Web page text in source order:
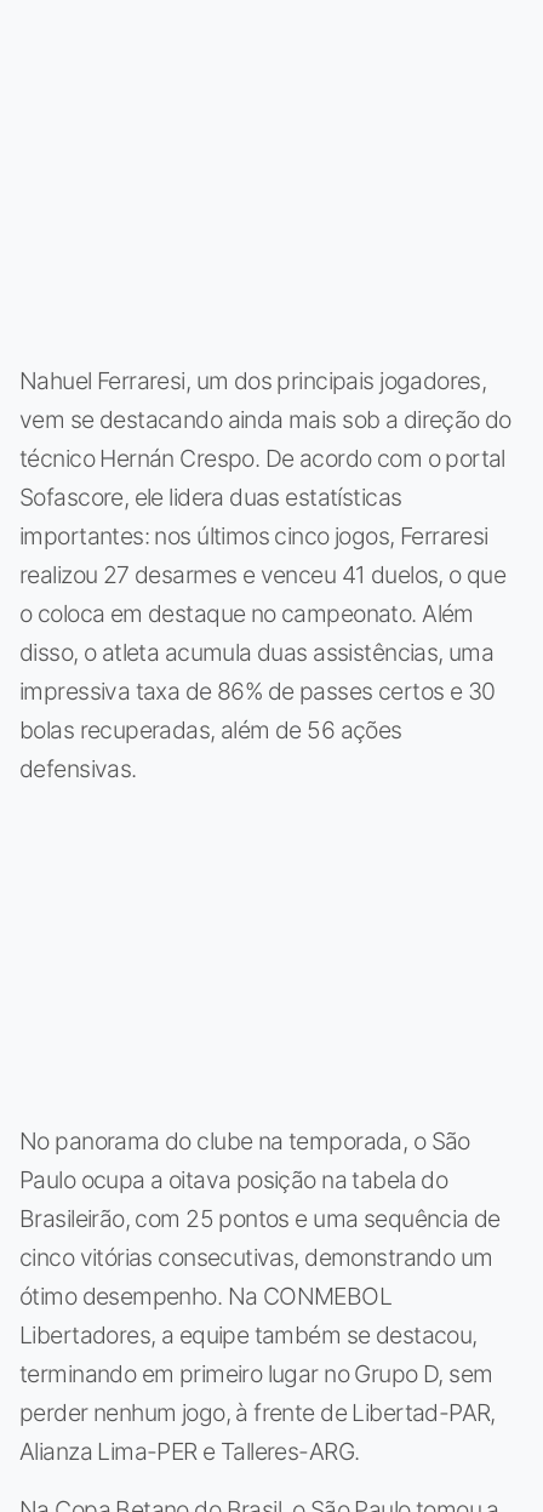
Nahuel Ferraresi, um dos principais jogadores,
vem se destacando ainda mais sob a direção do
técnico Hernán Crespo. De acordo com o portal
Sofascore, ele lidera duas estatísticas
importantes: nos últimos cinco jogos, Ferraresi
realizou 27 desarmes e venceu 41 duelos, o que
o coloca em destaque no campeonato. Além
disso, o atleta acumula duas assistências, uma
impressiva taxa de 86% de passes certos e 30
bolas recuperadas, além de 56 ações
defensivas.
No panorama do clube na temporada, o São
Paulo ocupa a oitava posição na tabela do
Brasileirão, com 25 pontos e uma sequência de
cinco vitórias consecutivas, demonstrando um
ótimo desempenho. Na CONMEBOL
Libertadores, a equipe também se destacou,
terminando em primeiro lugar no Grupo D, sem
perder nenhum jogo, à frente de Libertad-PAR,
Alianza Lima-PER e Talleres-ARG.